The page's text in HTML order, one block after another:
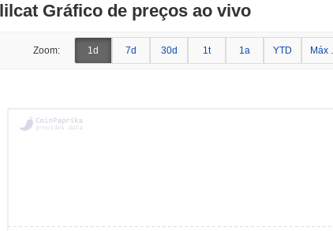
lilcat Gráfico de preços ao vivo
Zoom: 1d 7d 30d 1t 1a YTD Máx .